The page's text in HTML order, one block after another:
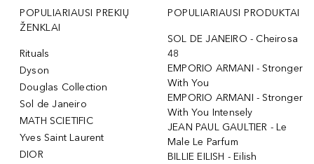
POPULIARIAUSI PREKIŲ
ŽENKLAI
Rituals
Dyson
Douglas Collection
Sol de Janeiro
MATH SCIETIFIC
Yves Saint Laurent
DIOR
POPULIARIAUSI PRODUKTAI
SOL DE JANEIRO - Cheirosa
48
EMPORIO ARMANI - Stronger
With You
EMPORIO ARMANI - Stronger
With You Intensely
JEAN PAUL GAULTIER - Le
Male Le Parfum
BILLIE EILISH - Eilish